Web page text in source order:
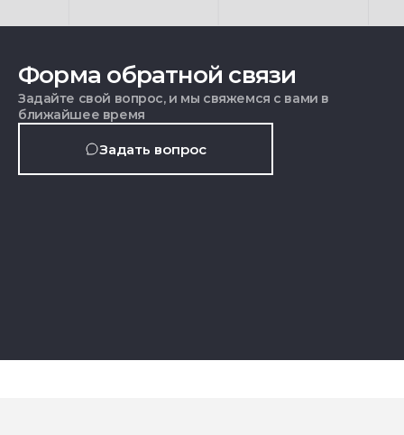
Форма обратной связи
Задайте свой вопрос, и мы свяжемся с вами в
ближайшее время
Задать вопрос